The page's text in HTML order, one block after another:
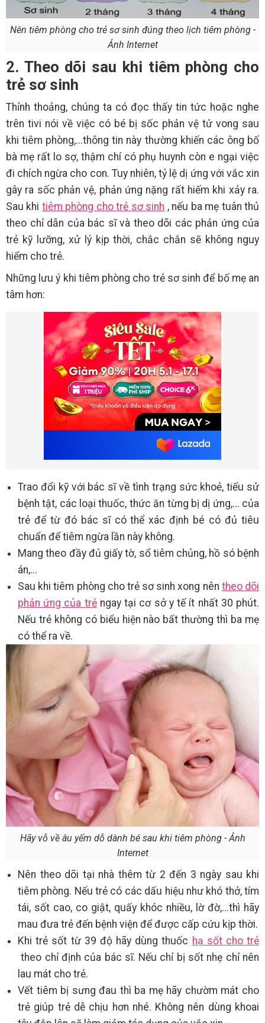
Nên tiêm phòng cho trẻ sơ sinh đúng theo lịch tiêm phòng -
Ảnh Internet
2. Theo dõi sau khi tiêm phòng cho
trẻ sơ sinh
Thỉnh thoảng, chúng ta có đọc thấy tin tức hoặc nghe
trên tivi nói về việc có bé bị sốc phản vệ tử vong sau
khi tiêm phòng,...thông tin này thường khiến các ông bố
bà mẹ rất lo sợ, thậm chí có phụ huynh còn e ngại việc
đi chích ngừa cho con. Tuy nhiên, tỷ lệ dị ứng với vắc xin
gây ra sốc phản vệ, phản ứng nặng rất hiếm khi xảy ra.
Sau khi tiêm phòng cho trẻ sơ sinh , nếu ba mẹ tuân thủ
theo chỉ dẫn của bác sĩ và theo dõi các phản ứng của
trẻ kỹ lưỡng, xử lý kịp thời, chắc chắn sẽ không nguy
hiểm cho trẻ.
Những lưu ý khi tiêm phòng cho trẻ sơ sinh để bố mẹ an
tâm hơn:
Trao đổi kỹ với bác sĩ về tình trạng sức khoẻ, tiểu sử
bệnh tật, các loại thuốc, thức ăn từng bị dị ứng,... của
trẻ để từ đó bác sĩ có thể xác định bé có đủ tiêu
chuẩn để tiêm ngừa lần này không.
Mang theo đầy đủ giấy tờ, sổ tiêm chủng, hồ só bệnh
án,...
Sau khi tiêm phòng cho trẻ sơ sinh xong nên theo dõi
phản ứng của trẻngay tại cơ sở y tế ít nhất 30 phút.
Nếu trẻ không có biểu hiện nào bất thường thì ba mẹ
có thể ra về.
Hãy vỗ về âu yếm dỗ dành bé sau khi tiêm phòng - Ảnh
Internet
Nên theo dõi tại nhà thêm từ 2 đến 3 ngày sau khi
tiêm phòng. Nếu trẻ có các dấu hiệu như khó thở, tím
tái, sốt cao, co giật, quấy khóc nhiều, lờ đờ,...thì hãy
mau đưa trẻ đến bệnh viện để được cấp cứu kịp thời.
Khi trẻ sốt từ 39 độ hãy dùng thuốc hạ sốt cho trẻ
theo chỉ định của bác sĩ. Nếu chỉ bị sốt nhẹ chỉ nên
lau mát cho trẻ.
Vết tiêm bị sưng đau thì ba mẹ hãy chườm mát cho
trẻ giúp trẻ dễ chịu hơn nhé. Không nên dùng khoai